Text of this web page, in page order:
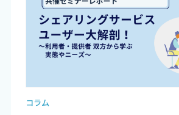
コラム